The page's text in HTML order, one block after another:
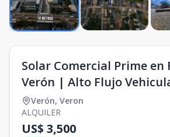
Solar Comercial Prime en
Verón | Alto Flujo
Verón, Veron
ALQUILER
US$ 3,500